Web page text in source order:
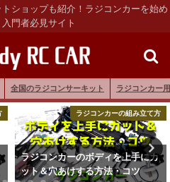
ショップも紹介！ラジコンカーを始め
門者必見サイト
全国のラジコンサーキット ラジコンカー
ラジコンカーの組み立て方
ラジコンカーのボディを上手にカ
ット＆穴あけする方法・コツ